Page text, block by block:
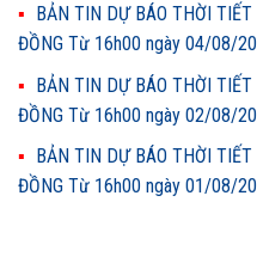
BẢN TIN DỰ BÁO THỜI
ĐỒNG Từ 16h00 ngày 04/08/
BẢN TIN DỰ BÁO THỜI
ĐỒNG Từ 16h00 ngày 02/08/
BẢN TIN DỰ BÁO THỜI
ĐỒNG Từ 16h00 ngày 01/08/